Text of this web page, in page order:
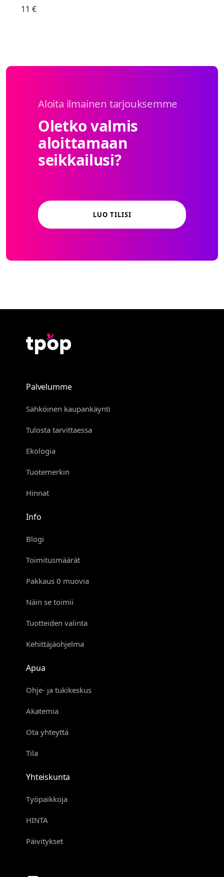
11 €
Aloita ilmainen tarjouksemme
Oletko valmis
aloittamaan
seikkailusi?
LUO TILISI
Palvelumme
Sähköinen kaupankäynti
Tulosta tarvittaessa
Ekologia
Tuotemerkin
Hinnat
Info
Blogi
Toimitusmäärät
Pakkaus 0 muovia
Näin se toimii
Tuotteiden valinta
Kehittäjäohjelma
Apua
Ohje- ja tukikeskus
Akatemia
Ota yhteyttä
Tila
Yhteiskunta
Työpaikkoja
HINTA
Päivitykset